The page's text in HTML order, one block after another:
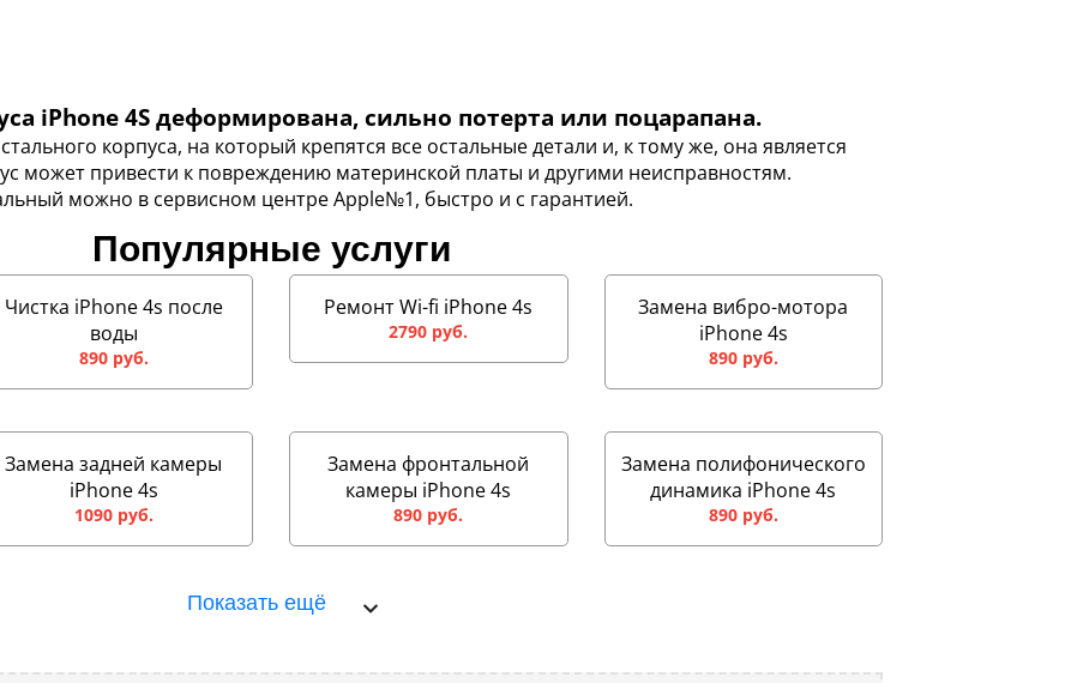
iPhone 4S деформирована, сильно потерта или поцарапана.
корпуса, на который крепятся все остальные детали и, к тому же, она является
может привести к повреждению материнской платы и другими неисправностям.
можно в сервисном центре Apple№1, быстро и с гарантией.
Популярные услуги
Чистка iPhone 4s после
воды
890 руб.
Ремонт Wi-fi iPhone 4s
2790 руб.
Замена вибро-мотора
iPhone 4s
890 руб.
Замена задней камеры
iPhone 4s
1090 руб.
Замена фронтальной
камеры iPhone 4s
890 руб.
Замена полифонического
динамика iPhone 4s
890 руб.
Показать ещё